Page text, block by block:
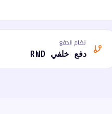
نظام الدفع
دفع خلفي RWD